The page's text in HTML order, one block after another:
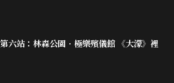
第六站：林森公園．極樂殯儀館 《大濛》裡